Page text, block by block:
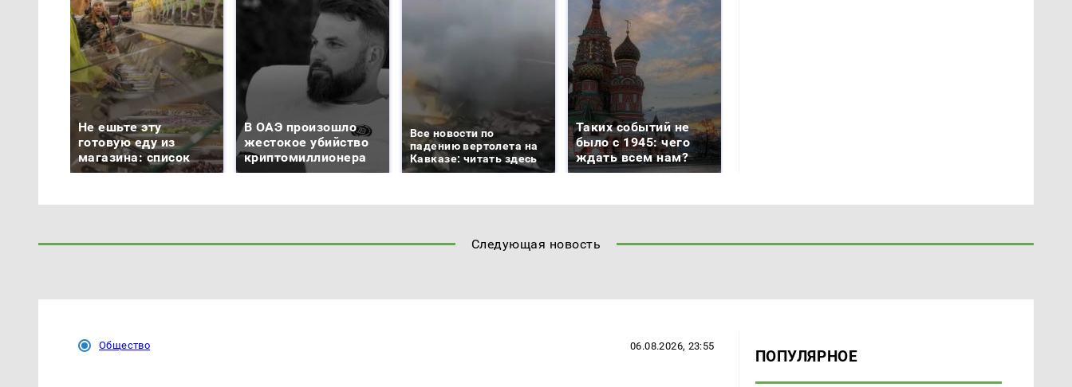
Не ешьте эту
готовую еду из
магазина: список
В ОАЭ произошло
жестокое убийство
криптомиллионера
Все новости по
падению вертолета на
Кавказе: читать здесь
Таких событий не
было с 1945: чего
ждать всем нам?
Следующая новость
Общество 06.08.2026, 23:55
ПОПУЛЯРНОЕ